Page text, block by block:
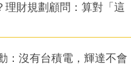
理財規劃顧問：算對「這
：沒有台積電，輝達不會